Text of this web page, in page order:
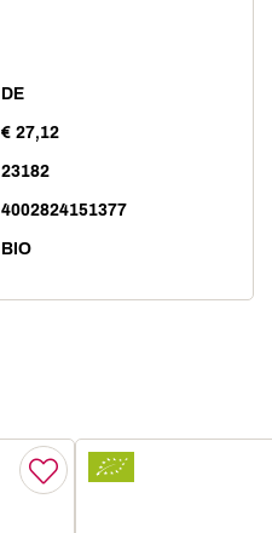
DE
€ 27,12
23182
4002824151377
BIO